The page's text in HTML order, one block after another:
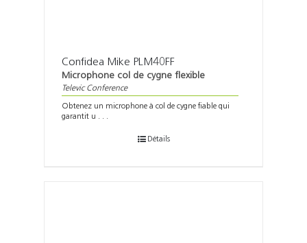
Confidea Mike PLM40FF
Microphone col de cygne flexible
Televic Conference
Obtenez un microphone à col de cygne fiable qui
garantit u . . .
Détails